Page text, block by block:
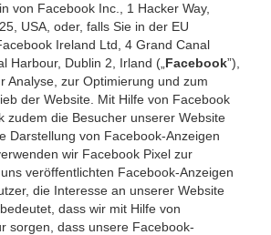
von Facebook Inc., 1 Hacker Way,
USA, oder, falls Sie in der EU
Ireland Ltd, 4 Grand Canal
Harbour, Dublin 2, Irland („ Facebook”),
Analyse, zur Optimierung und zum
der Website. Mit Hilfe von Facebook
zudem die Besucher unserer Website
Darstellung von Facebook-Anzeigen
wir Facebook Pixel zur
veröffentlichten Facebook-Anzeigen
die Interesse an unserer Website
dass wir mit Hilfe von
sorgen, dass unsere Facebook-